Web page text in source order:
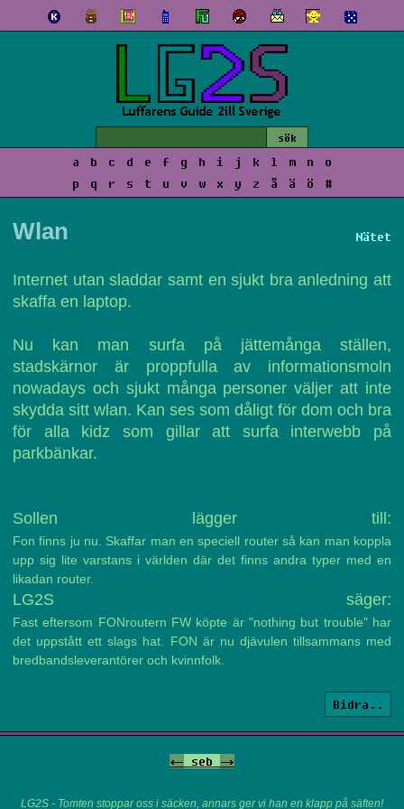
a b c d e f g h i j k l m n
o
p
q r s t u v w x y z å ä ö #
Nätet
Wlan
Internet utan sladdar samt en sjukt bra anledning att
skaffa en laptop.
Nu kan man surfa på jättemånga ställen,
stadskärnor är proppfulla av informationsmoln
nowadays och sjukt många personer väljer att inte
skydda sitt wlan. Kan ses som dåligt för dom och bra
för alla kidz som gillar att surfa interwebb på
parkbänkar.
Sollen lägger till:
Fon finns ju nu. Skaffar man en speciell router så kan man koppla
upp sig lite varstans i världen där det finns andra typer med en
likadan router.
LG2S säger:
Fast eftersom FONroutern FW köpte är "nothing but trouble" har
det uppstått ett slags hat. FON är nu djävulen tillsammans med
bredbandsleverantörer och kvinnfolk.
Bidra..
<- seb ->
LG2S - Tomten stoppar oss i säcken, annars ger vi han en klapp på säften!